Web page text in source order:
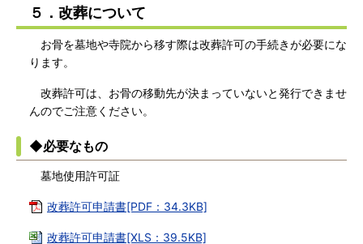
５．改葬について
お骨を墓地や寺院から移す際は改葬許可の手続きが必要にな
ります。
改葬許可は、お骨の移動先が決まっていないと発行できませ
んのでご注意ください。
◆必要なもの
墓地使用許可証
改葬許可申請書[PDF：34.3KB]
改葬許可申請書[XLS：39.5KB]